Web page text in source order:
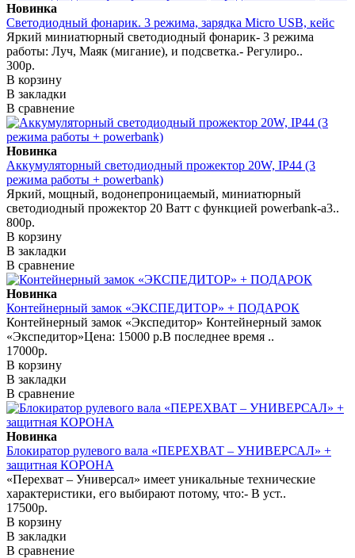
Новинка
Светодиодный фонарик. 3 режима, зарядка Micro USB, кейс
Яркий миниатюрный светодиодный фонарик- 3 режима
работы: Луч, Маяк (мигание), и подсветка.- Регулиро..
300р.
В корзину
В закладки
В сравнение
Новинка
Аккумуляторный светодиодный прожектор 20W, IP44 (3
режима работы + powerbank)
Яркий, мощный, водонепроницаемый, миниатюрный
светодиодный прожектор 20 Ватт с функцией powerbank-а3..
800р.
В корзину
В закладки
В сравнение
Новинка
Контейнерный замок «ЭКСПЕДИТОР» + ПОДАРОК
Контейнерный замок «Экспедитор» Контейнерный замок
«Экспедитор»Цена: 15000 р.В последнее время ..
17000р.
В корзину
В закладки
В сравнение
Новинка
Блокиратор рулевого вала «ПЕРЕХВАТ – УНИВЕРСАЛ» +
защитная КОРОНА
«Перехват – Универсал» имеет уникальные технические
характеристики, его выбирают потому, что:- В уст..
17500р.
В корзину
В закладки
В сравнение